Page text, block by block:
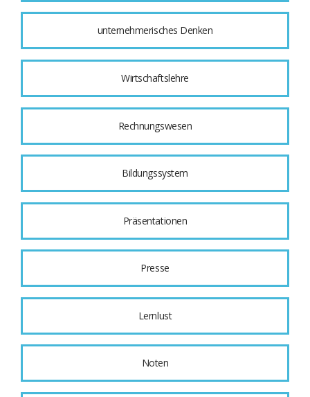
unternehmerisches Denken
Wirtschaftslehre
Rechnungswesen
Bildungssystem
Präsentationen
Presse
Lernlust
Noten